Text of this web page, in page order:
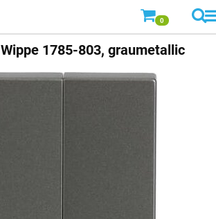
0
Wippe 1785-803, graumetallic